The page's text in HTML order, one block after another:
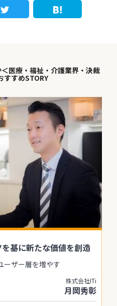
医療・福祉・介護業界・決裁
すすめSTORY
基に新たな価値を創造
ーザー層を増やす
株式会社ITi
月岡秀彰